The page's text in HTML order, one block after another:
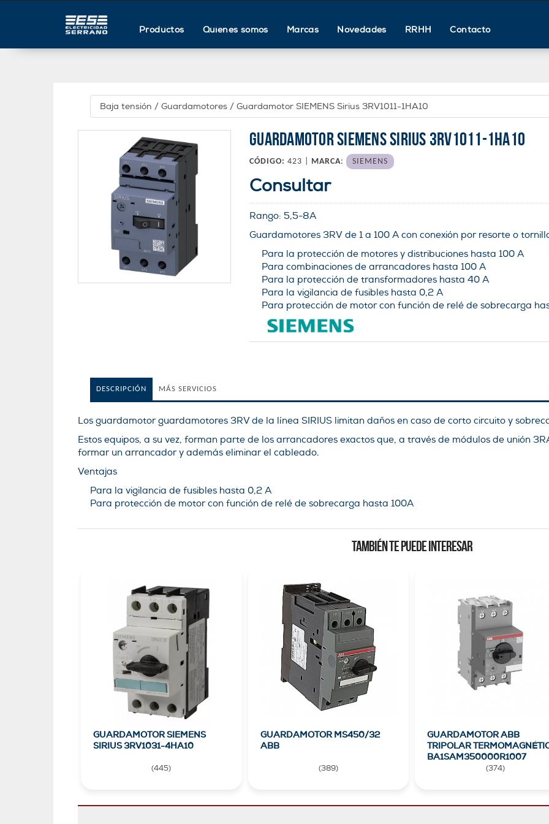
Productos Quienes somos Marcas Novedades RRHH Contacto
Baja tensión / Guardamotores / Guardamotor SIEMENS Sirius 3RV1011-1HA10
GUARDAMOTOR SIEMENS SIRIUS 3RV1011-1HA10
CÓDIGO: 423 | MARCA: SIEMENS
Consultar
Rango: 5,5-8A
Guardamotores 3RV de 1 a 100 A con conexión por resorte o
Para la protección de motores y distribuciones hasta 100 A
Para combinaciones de arrancadores hasta 100 A
Para la protección de transformadores hasta 40 A
Para la vigilancia de fusibles hasta 0,2 A
Para protección de motor con función de relé de sobrecarga
DESCRIPCIÓN MÁS SERVICIOS
Los guardamotor guardamotores 3RV de la lí­nea SIRIUS limitan daños en caso de corto circuito y
Estos equipos, a su vez, forman parte de los arrancadores exactos que, a través de módulos de unión
formar un arrancador y además eliminar el cableado.
Ventajas
Para la vigilancia de fusibles hasta 0,2 A
Para protección de motor con función de relé de sobrecarga hasta 100A
TAMBIÉN TE PUEDE INTERESAR
GUARDAMOTOR SIEMENS
SIRIUS 3RV1031-4HA10
(445)
GUARDAMOTOR MS450/32
ABB
(389)
GUARDAMOTOR ABB
TRIPOLAR
BA1SAM350000R1007
(374)